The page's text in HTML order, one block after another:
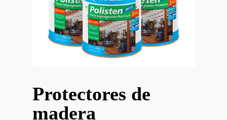
Protectores de
madera